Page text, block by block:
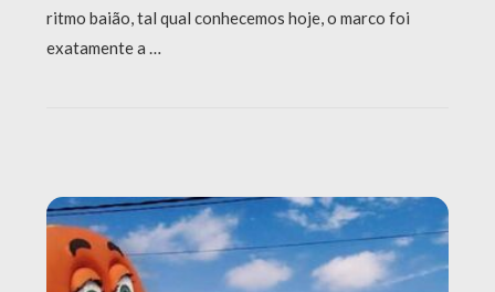
ritmo baião, tal qual conhecemos hoje, o marco foi
exatamente a …